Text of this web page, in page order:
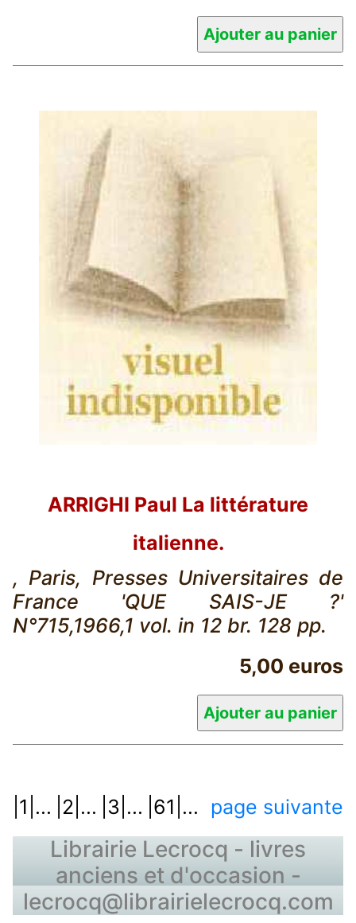
ARRIGHI Paul La littérature
italienne.
, Paris, Presses Universitaires de
France 'QUE SAIS-JE ?'
N°715,1966,1 vol. in 12 br. 128 pp.
5,00 euros
|1|... |2|... |3|... |61|... page suivante
Librairie Lecrocq - livres
anciens et d'occasion -
lecrocq@librairielecrocq.com